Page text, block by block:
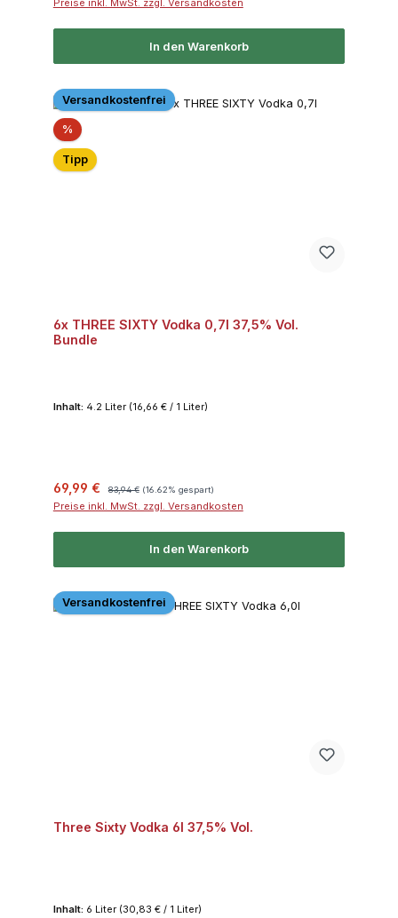
Preise inkl. MwSt. zzgl. Versandkosten
In den Warenkorb
Versandkostenfrei
%Rabatt
Tipp
6x THREE SIXTY Vodka 0,7l 37,5% Vol.
Bundle
Inhalt: 4.2 Liter (16,66 € / 1 Liter)
Verkaufspreis:
69,99 € 83,94 € (16.62% gespart)
Preise inkl. MwSt. zzgl. Versandkosten
In den Warenkorb
Versandkostenfrei
Three Sixty Vodka 6l 37,5% Vol.
Inhalt: 6 Liter (30,83 € / 1 Liter)